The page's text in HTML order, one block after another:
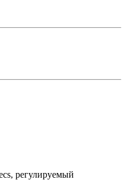
регулируемый